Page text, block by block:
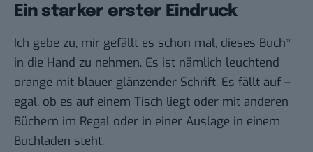
Ein starker erster Eindruck
Ich gebe zu, mir gefällt es schon mal, dieses Buch*
in die Hand zu nehmen. Es ist nämlich leuchtend
orange mit blauer glänzender Schrift. Es fällt auf –
egal, ob es auf einem Tisch liegt oder mit anderen
Büchern im Regal oder in einer Auslage in einem
Buchladen steht.